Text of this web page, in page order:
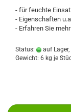
- für feuchte
- Eigenschaften
- Erfahren Sie
Status: auf Lager,
Gewicht: 6 kg je